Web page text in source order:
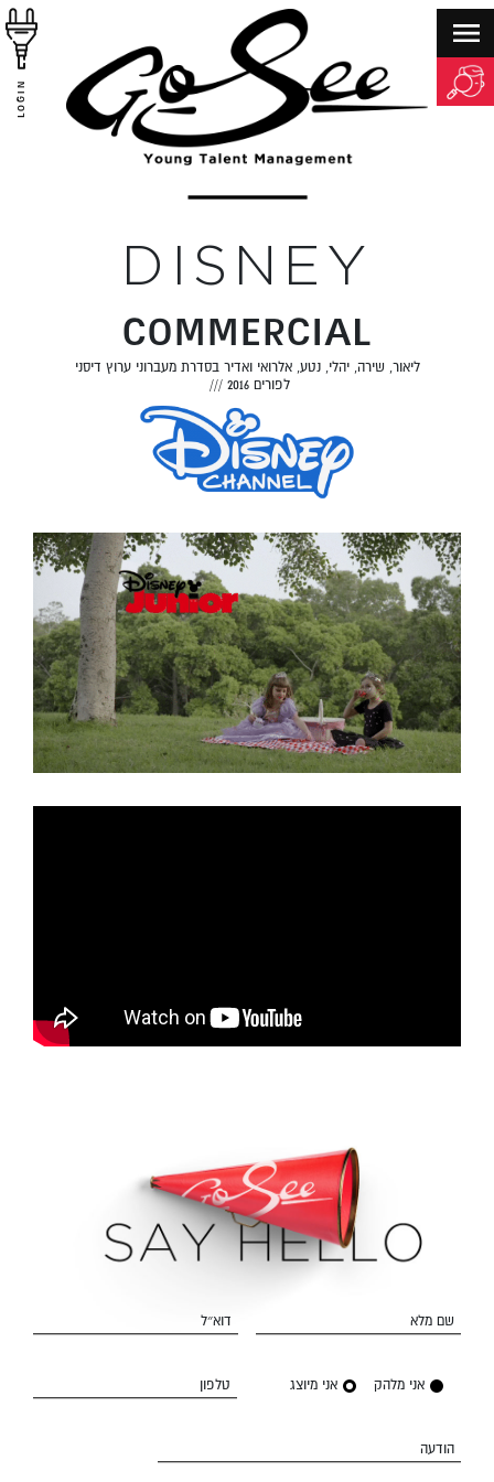
LOGIN
DISNEY
COMMERCIAL
ליאור, שירה, יהלי, נטע, אלרואי ואדיר בסדרת מעברוני ערוץ דיסני
לפורים 2016
///
שם מלא דוא״ל
אני מלהק אני מיוצג טלפון
הודעה